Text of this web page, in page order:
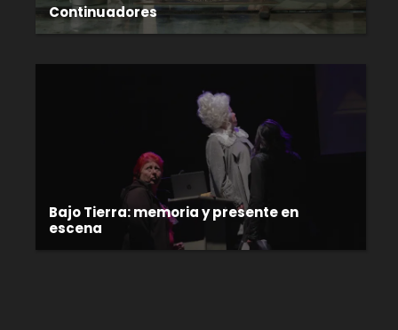
Continuadores
Bajo Tierra: memoria y presente en
escena